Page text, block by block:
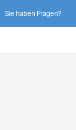
Sie haben Fragen?